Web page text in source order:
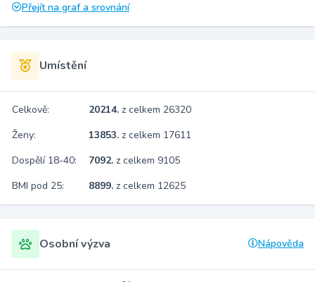
Přejít na graf a srovnání
Umístění
Celkově: 20214. z celkem 26320
Ženy:
13853. z celkem 17611
Dospělí 18-40:
7092. z celkem 9105
BMI pod 25:
8899. z celkem 12625
Osobní výzva Nápověda